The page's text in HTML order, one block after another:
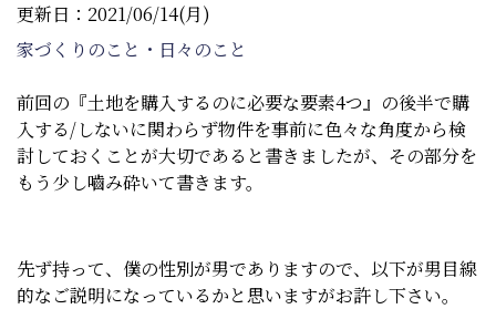
更新日：2021/06/14(月)
家づくりのこと・日々のこと
前回の『土地を購入するのに必要な要素4つ』の後半で購
入する/しないに関わらず物件を事前に色々な角度から検
討しておくことが大切であると書きましたが、その部分を
もう少し嚙み砕いて書きます。
先ず持って、僕の性別が男でありますので、以下が男目線
的なご説明になっているかと思いますがお許し下さい。